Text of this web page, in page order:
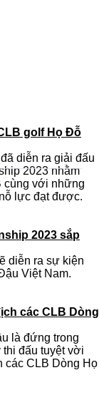
golf Họ Đỗ
diễn ra giải đấu
2023 nhằm
cùng với những
lực đạt được.
2023 sắp
diễn ra sự kiện
Việt Nam.
các CLB Dòng
là đứng trong
đấu tuyệt vời
các CLB Dòng Họ